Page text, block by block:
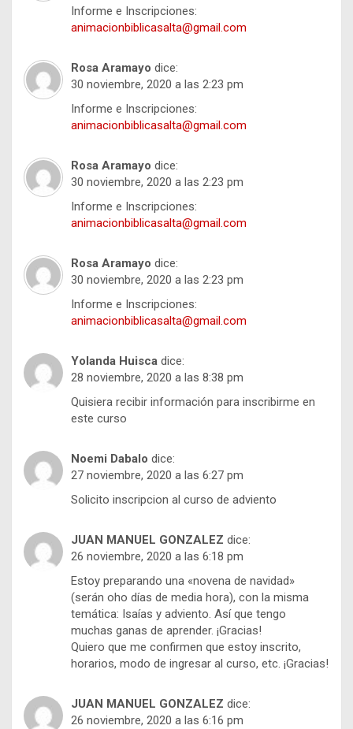
Informe e Inscripciones:
animacionbiblicasalta@gmail.com
Rosa Aramayo dice:
30 noviembre, 2020 a las 2:23 pm
Informe e Inscripciones:
animacionbiblicasalta@gmail.com
Rosa Aramayo dice:
30 noviembre, 2020 a las 2:23 pm
Informe e Inscripciones:
animacionbiblicasalta@gmail.com
Rosa Aramayo dice:
30 noviembre, 2020 a las 2:23 pm
Informe e Inscripciones:
animacionbiblicasalta@gmail.com
Yolanda Huisca dice:
28 noviembre, 2020 a las 8:38 pm
Quisiera recibir información para inscribirme en
este curso
Noemi Dabalo dice:
27 noviembre, 2020 a las 6:27 pm
Solicito inscripcion al curso de adviento
JUAN MANUEL GONZALEZ dice:
26 noviembre, 2020 a las 6:18 pm
Estoy preparando una «novena de navidad»
(serán oho días de media hora), con la misma
temática: Isaías y adviento. Así que tengo
muchas ganas de aprender. ¡Gracias!
Quiero que me confirmen que estoy inscrito,
horarios, modo de ingresar al curso, etc. ¡Gracias!
JUAN MANUEL GONZALEZ dice:
26 noviembre, 2020 a las 6:16 pm